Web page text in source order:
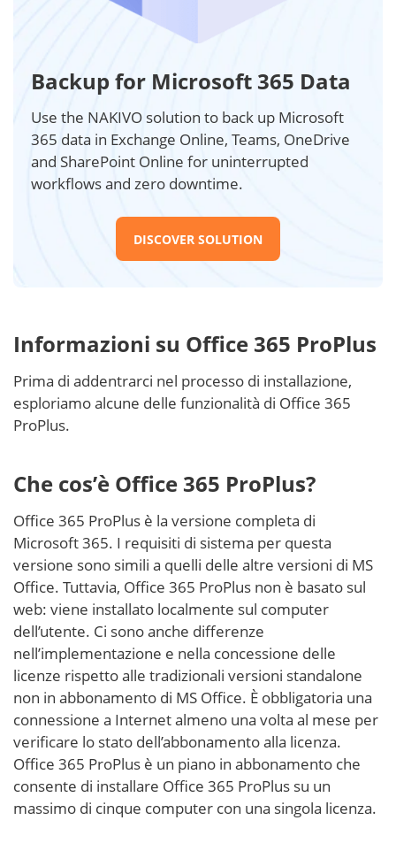
Backup for Microsoft 365 Data
Use the NAKIVO solution to back up Microsoft
365 data in Exchange Online, Teams, OneDrive
and SharePoint Online for uninterrupted
workflows and zero downtime.
DISCOVER SOLUTION
Informazioni su Office 365 ProPlus
Prima di addentrarci nel processo di installazione,
esploriamo alcune delle funzionalità di Office 365
ProPlus.
Che cos’è Office 365 ProPlus?
Office 365 ProPlus è la versione completa di
Microsoft 365. I requisiti di sistema per questa
versione sono simili a quelli delle altre versioni di MS
Office. Tuttavia, Office 365 ProPlus non è basato sul
web: viene installato localmente sul computer
dell’utente. Ci sono anche differenze
nell’implementazione e nella concessione delle
licenze rispetto alle tradizionali versioni standalone
non in abbonamento di MS Office. È obbligatoria una
connessione a Internet almeno una volta al mese per
verificare lo stato dell’abbonamento alla licenza.
Office 365 ProPlus è un piano in abbonamento che
consente di installare Office 365 ProPlus su un
massimo di cinque computer con una singola licenza.